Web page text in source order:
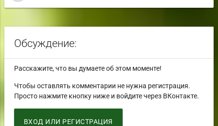
Обсуждение:
Расскажите, что вы думаете об этом моменте!
Чтобы оставлять комментарии не нужна регистрация.
Просто нажмите кнопку ниже и войдите через ВКонтакте.
ВХОД ИЛИ РЕГИСТРАЦИЯ